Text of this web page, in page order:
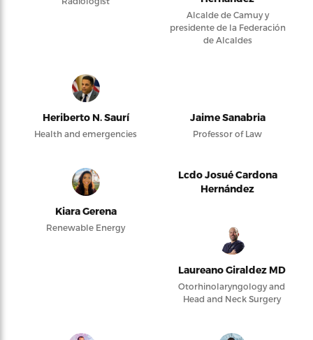
Alcalde de Camuy y
presidente de la Federación
de Alcaldes
Heriberto N. Saurí
Health and emergencies
Jaime Sanabria
Professor of Law
Kiara Gerena
Renewable Energy
Lcdo Josué Cardona
Hernández
Laureano Giraldez MD
Otorhinolaryngology and
Head and Neck Surgery